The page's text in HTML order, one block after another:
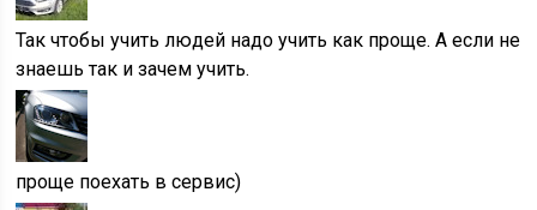
Так чтобы учить людей надо учить как проще. А если не
знаешь так и зачем учить.
проще поехать в сервис)